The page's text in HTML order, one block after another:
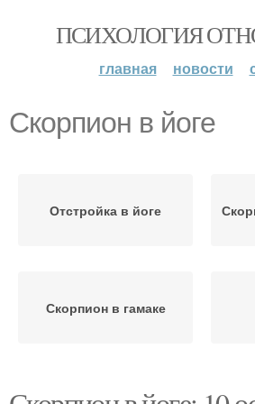
ПСИХОЛОГИЯ
главная новости
Скорпион в йоге
Отстройка в йоге
Скорпион в гамаке
Йоги в домашних